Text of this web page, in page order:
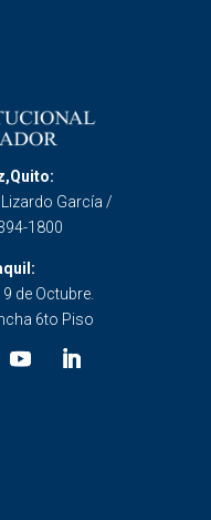
García /
1800
de Octubre.
6to Piso